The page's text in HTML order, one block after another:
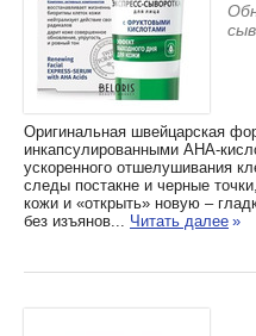
Оригинальная швейцарская
инкапсулированными АНА-
ускоренного отшелушивания
следы постакне и черные
кожи и «открыть» новую –
без изъянов... Читать далее »